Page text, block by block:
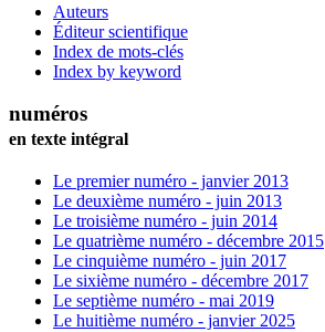
Auteurs
Éditeur scientifique
Index de mots-clés
Index by keyword
numéros
en texte intégral
Le premier numéro - janvier 2013
Le deuxième numéro - juin 2013
Le troisième numéro - juin 2014
Le quatrième numéro - décembre 2015
Le cinquième numéro - juin 2017
Le sixième numéro - décembre 2017
Le septième numéro - mai 2019
Le huitième numéro - janvier 2025